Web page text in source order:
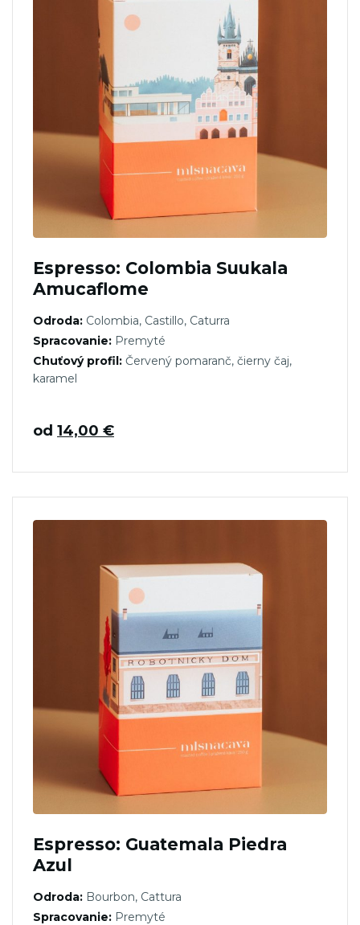
Espresso: Colombia Suukala
Amucaflome
Odroda: Colombia, Castillo, Caturra
Spracovanie: Premyté
Chuťový profil: Červený pomaranč, čierny čaj,
karamel
od 14,00 €
Espresso: Guatemala Piedra
Azul
Odroda: Bourbon, Cattura
Spracovanie: Premyté